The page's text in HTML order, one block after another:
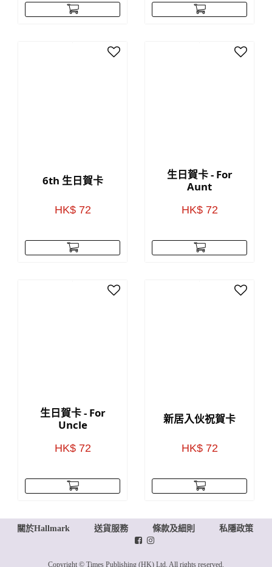
6th 生日賀卡
HK$ 72
生日賀卡 - For
Aunt
HK$ 72
生日賀卡 - For
Uncle
HK$ 72
新居入伙祝賀卡
HK$ 72
關於Hallmark 送貨服務 條款及細則 私隱政策
Copyright © Times Publishing (HK) Ltd. All rights reserved.